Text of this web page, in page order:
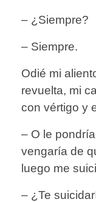
– ¿Siempre?
– Siempre.
Odié mi
revuelta, mi
con vértigo y
– O le
vengaría de
luego me
– ¿Te